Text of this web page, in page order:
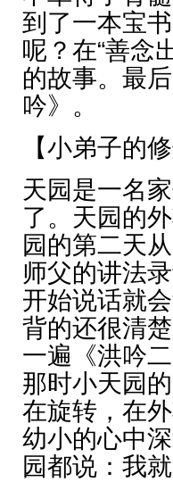
到了一本宝
呢？在“善念
的故事。最
吟》。
【小弟子的
天园是一名
了。天园的
园的第二天
师父的讲法
开始说话就
背的还很清
一遍《洪吟
那时小天园
在旋转，在
幼小的心中
园都说：我